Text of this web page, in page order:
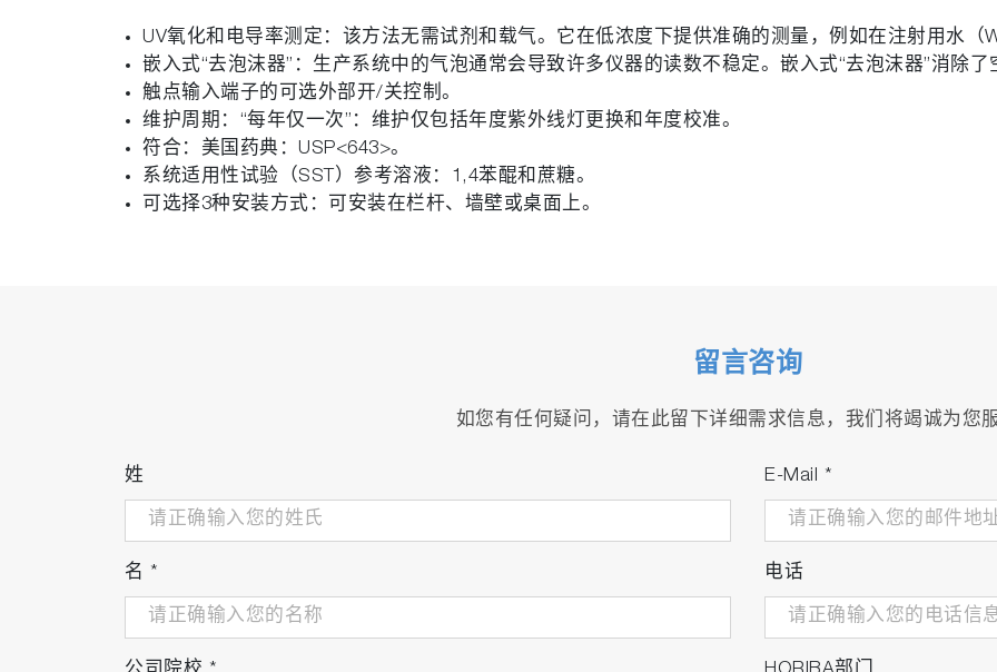
UV氧化和电导率测定：该方法无需试剂和载气。它在低浓度下提供准确的测量，例如在注射用水（
嵌入式“去泡沫器”：生产系统中的气泡通常会导致许多仪器的读数不稳定。嵌入式“去泡沫器”消除
触点输入端子的可选外部开/关控制。
维护周期：“每年仅一次”：维护仅包括年度紫外线灯更换和年度校准。
符合：美国药典：USP<643>。
系统适用性试验（SST）参考溶液：1,4苯醌和蔗糖。
可选择3种安装方式：可安装在栏杆、墙壁或桌面上。
留言咨询
如您有任何疑问，请在此留下详细需求信息，我们将竭诚为您
姓
名 *
E-Mail *
电话